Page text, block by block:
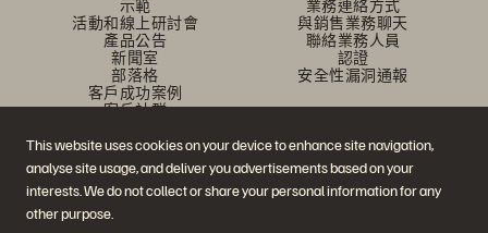
This website uses cookies on your device to enhance site navigation,
analyse site usage, and deliver you advertisements based on your
interests. We do not collect or share your personal information for any
other purpose.
示範
活動和線上研討會
產品公告
新聞室
部落格
客戶成功案例
客戶社群
業務連絡方式
與銷售業務聊天
聯絡業務人員
認證
安全性漏洞通報
加入討論